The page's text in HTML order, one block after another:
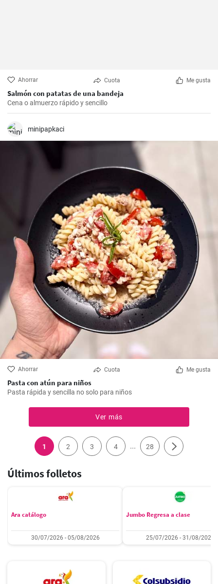
Ahorrar Cuota Me gusta
Salmón con patatas de una bandeja
Cena o almuerzo rápido y sencillo
minipapkaci
Ahorrar Cuota Me gusta
Pasta con atún para niños
Pasta rápida y sencilla no solo para niños
Ver más
1 2 3 4 ... 28
Últimos folletos
Ara catálogo
30/07/2026 - 05/08/2026
Jumbo Regresa a clase
25/07/2026 - 31/08/2026